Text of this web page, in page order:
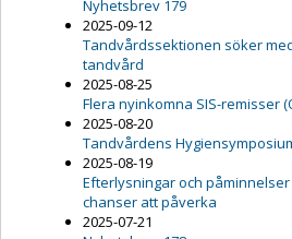
Nyhetsbrev 179
2025-09-12
Tandvårdssektionen söker
tandvård
2025-08-25
Flera nyinkomna SIS-remisser
2025-08-20
Tandvårdens
2025-08-19
Efterlysningar och
chanser att påverka
2025-07-21